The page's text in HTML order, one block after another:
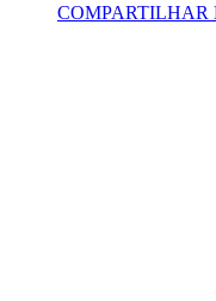
COMPARTILHAR